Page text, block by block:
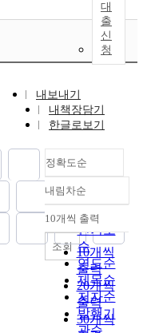
대
출
신
청
내보내기
내책장담기
한글로보기
정확도순
정확도
순
인기도
순
연도순
제목순
저자순
발행기
내림차순
내림차순
10개씩 출력
10개씩
출력
20개씩
출력
30개씩
조회